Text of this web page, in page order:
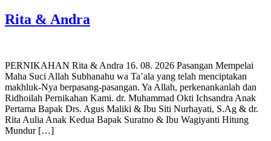
Rita & Andra
PERNIKAHAN Rita & Andra 16. 08. 2026 Pasangan Mempelai
Maha Suci Allah Subhanahu wa Ta’ala yang telah menciptakan
makhluk-Nya berpasang-pasangan. Ya Allah, perkenankanlah dan
Ridhoilah Pernikahan Kami. dr. Muhammad Okti Ichsandra Anak
Pertama Bapak Drs. Agus Maliki & Ibu Siti Nurhayati, S.Ag & dr.
Rita Aulia Anak Kedua Bapak Suratno & Ibu Wagiyanti Hitung
Mundur […]